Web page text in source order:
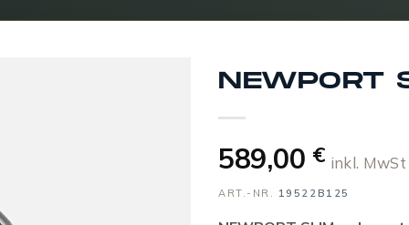
NEWPORT
589,00 € inkl. MwSt
ART.-NR. 19522B125